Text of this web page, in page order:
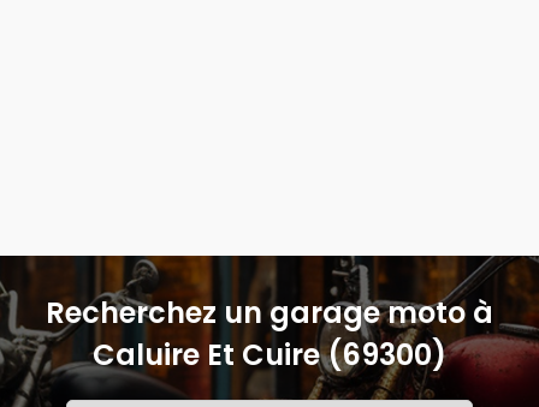
Recherchez un garage moto à
Caluire Et Cuire (69300)